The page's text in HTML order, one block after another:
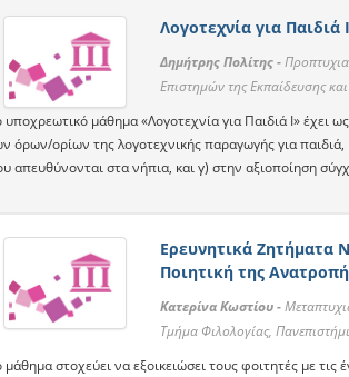
Λογοτεχνία για Παιδιά Ι
Δημήτρης Πολίτης -
Επιστημών της Εκπαίδευσης
υποχρεωτικό μάθημα «Λογοτεχνία για Παιδιά Ι»
όρων/ορίων της λογοτεχνικής παραγωγής για
απευθύνονται στα νήπια, και γ) στην αξιοποίηση
Ερευνητικά Ζητήματα
Ποιητική της
Κατερίνα Κωστίου -
Τμήμα Φιλολογίας,
μάθημα στοχεύει να εξοικειώσει τους φοιτητές με